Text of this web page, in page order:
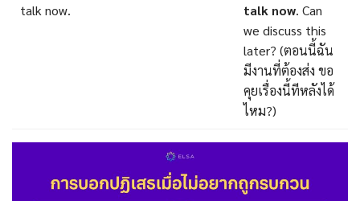
talk now.
talk now. Can
we discuss this
later? (ตอนนี้ฉัน
มีงานที่ต้องส่ง ขอ
คุยเรื่องนี้ทีหลังได้
ไหม?)